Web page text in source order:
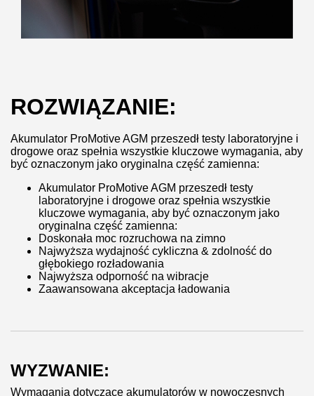
ROZWIĄZANIE:
Akumulator ProMotive AGM przeszedł testy laboratoryjne i
drogowe oraz spełnia wszystkie kluczowe wymagania, aby
być oznaczonym jako oryginalna część zamienna:
Akumulator ProMotive AGM przeszedł testy
laboratoryjne i drogowe oraz spełnia wszystkie
kluczowe wymagania, aby być oznaczonym jako
oryginalna część zamienna:
Doskonała moc rozruchowa na zimno
Najwyższa wydajność cykliczna & zdolność do
głębokiego rozładowania
Najwyższa odporność na wibracje
Zaawansowana akceptacja ładowania
WYZWANIE:
Wymagania dotyczące akumulatorów w nowoczesnych